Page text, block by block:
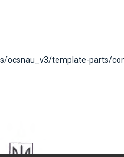
template-parts/